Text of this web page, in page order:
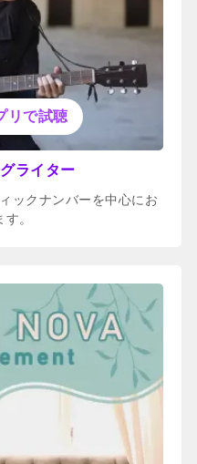
リで試聴
ライター
ックナンバーを中心にお
。